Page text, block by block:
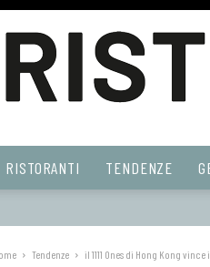
Web
RISTORANTI TENDENZE
Tendenze il 1111 Ones di Hong Kong vince